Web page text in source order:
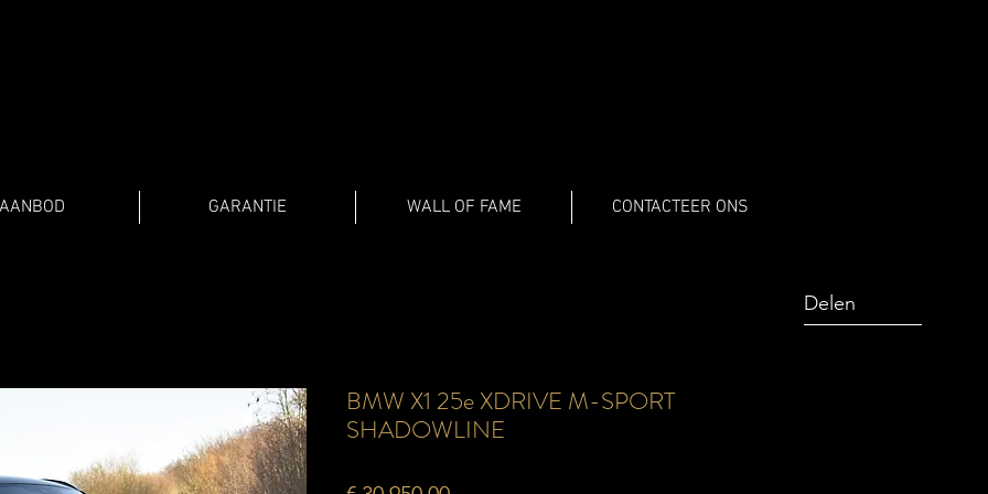
GARANTIE WALL OF FAME CONTACTEER ONS
Delen
BMW X1 25e XDRIVE M-SPORT
SHADOWLINE